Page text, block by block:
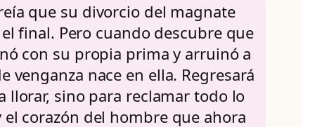
que su divorcio del magnate
final. Pero cuando descubre que
con su propia prima y arruinó a
venganza nace en ella. Regresará
llorar, sino para reclamar todo lo
corazón del hombre que ahora